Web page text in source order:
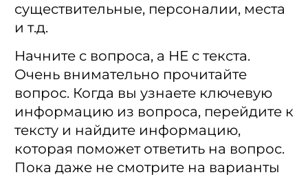
существительные, персоналии, места
и т.д.
Начните с вопроса, а НЕ с текста.
Очень внимательно прочитайте
вопрос. Когда вы узнаете ключевую
информацию из вопроса, перейдите к
тексту и найдите информацию,
которая поможет ответить на вопрос.
Пока даже не смотрите на варианты